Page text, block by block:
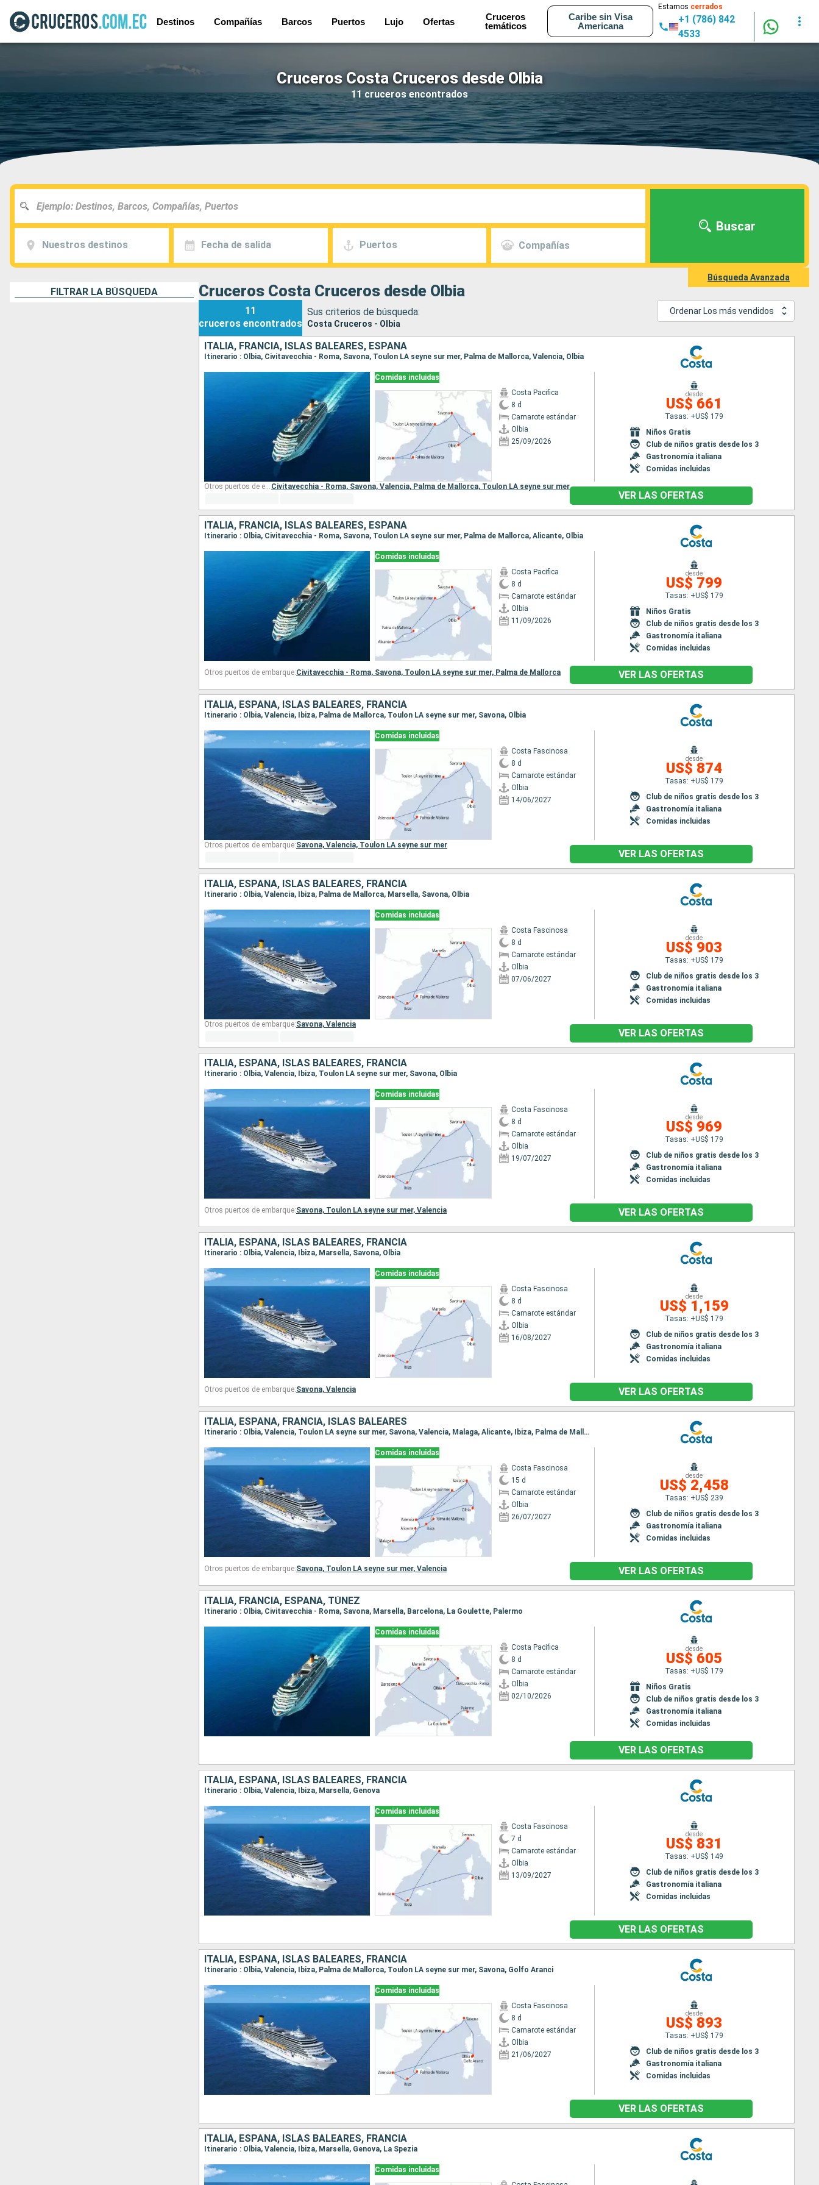
Destinos Compañías Barcos Puertos Lujo Ofertas
Cruceros
temáticos
Caribe sin Visa
Americana
Estamos cerrados
+1 (786) 842
4533
Cruceros Costa Cruceros desde Olbia
11 cruceros encontrados
Nuestros destinos Fecha de salida Puertos Compañías
Buscar
Búsqueda Avanzada
FILTRAR LA BÚSQUEDA Cruceros Costa Cruceros desde Olbia
11
cruceros encontrados
Sus criterios de búsqueda:
Costa Cruceros - Olbia
Ordenar Los más vendidos
ITALIA, FRANCIA, ISLAS BALEARES, ESPAÑA
Itinerario : Olbia, Civitavecchia - Roma, Savona, Toulon LA seyne sur mer, Palma de Mallorca, Valencia, Olbia
Comidas incluidas
Costa Pacifica
8 d
Camarote estándar
Olbia
25/09/2026
desde
US$ 661
Tasas: +US$ 179
Niños Gratis
Club de niños gratis desde los 3
Gastronomía italiana
Comidas incluidas
Otros puertos de embarque: Civitavecchia - Roma, Savona, Valencia, Palma de Mallorca, Toulon LA seyne sur mer
VER LAS OFERTAS
ITALIA, FRANCIA, ISLAS BALEARES, ESPAÑA
Itinerario : Olbia, Civitavecchia - Roma, Savona, Toulon LA seyne sur mer, Palma de Mallorca, Alicante, Olbia
Comidas incluidas
Costa Pacifica
8 d
Camarote estándar
Olbia
11/09/2026
desde
US$ 799
Tasas: +US$ 179
Niños Gratis
Club de niños gratis desde los 3
Gastronomía italiana
Comidas incluidas
Otros puertos de embarque:Civitavecchia - Roma, Savona, Toulon LA seyne sur mer, Palma de Mallorca VER LAS OFERTAS
ITALIA, ESPAÑA, ISLAS BALEARES, FRANCIA
Itinerario : Olbia, Valencia, Ibiza, Palma de Mallorca, Toulon LA seyne sur mer, Savona, Olbia
Comidas incluidas
Costa Fascinosa
8 d
Camarote estándar
Olbia
14/06/2027
desde
US$ 874
Tasas: +US$ 179
Club de niños gratis desde los 3
Gastronomía italiana
Comidas incluidas
Otros puertos de embarque:Savona, Valencia, Toulon LA seyne sur mer
VER LAS OFERTAS
ITALIA, ESPAÑA, ISLAS BALEARES, FRANCIA
Itinerario : Olbia, Valencia, Ibiza, Palma de Mallorca, Marsella, Savona, Olbia
Comidas incluidas
Costa Fascinosa
8 d
Camarote estándar
Olbia
07/06/2027
desde
US$ 903
Tasas: +US$ 179
Club de niños gratis desde los 3
Gastronomía italiana
Comidas incluidas
Otros puertos de embarque:Savona, Valencia
VER LAS OFERTAS
ITALIA, ESPAÑA, ISLAS BALEARES, FRANCIA
Itinerario : Olbia, Valencia, Ibiza, Toulon LA seyne sur mer, Savona, Olbia
Comidas incluidas
Costa Fascinosa
8 d
Camarote estándar
Olbia
19/07/2027
desde
US$ 969
Tasas: +US$ 179
Club de niños gratis desde los 3
Gastronomía italiana
Comidas incluidas
Otros puertos de embarque:Savona, Toulon LA seyne sur mer, Valencia VER LAS OFERTAS
ITALIA, ESPAÑA, ISLAS BALEARES, FRANCIA
Itinerario : Olbia, Valencia, Ibiza, Marsella, Savona, Olbia
Comidas incluidas
Costa Fascinosa
8 d
Camarote estándar
Olbia
16/08/2027
desde
US$ 1,159
Tasas: +US$ 179
Club de niños gratis desde los 3
Gastronomía italiana
Comidas incluidas
Otros puertos de embarque:Savona, Valencia VER LAS OFERTAS
ITALIA, ESPAÑA, FRANCIA, ISLAS BALEARES
Itinerario : Olbia, Valencia, Toulon LA seyne sur mer, Savona, Valencia, Malaga, Alicante, Ibiza, Palma de Mallorca, Toulon LA seyne sur mer, Savona, Olbia
Comidas incluidas
Costa Fascinosa
15 d
Camarote estándar
Olbia
26/07/2027
desde
US$ 2,458
Tasas: +US$ 239
Club de niños gratis desde los 3
Gastronomía italiana
Comidas incluidas
Otros puertos de embarque:Savona, Toulon LA seyne sur mer, Valencia VER LAS OFERTAS
ITALIA, FRANCIA, ESPAÑA, TÚNEZ
Itinerario : Olbia, Civitavecchia - Roma, Savona, Marsella, Barcelona, La Goulette, Palermo
Comidas incluidas
Costa Pacifica
8 d
Camarote estándar
Olbia
02/10/2026
desde
US$ 605
Tasas: +US$ 179
Niños Gratis
Club de niños gratis desde los 3
Gastronomía italiana
Comidas incluidas
VER LAS OFERTAS
ITALIA, ESPAÑA, ISLAS BALEARES, FRANCIA
Itinerario : Olbia, Valencia, Ibiza, Marsella, Genova
Comidas incluidas
Costa Fascinosa
7 d
Camarote estándar
Olbia
13/09/2027
desde
US$ 831
Tasas: +US$ 149
Club de niños gratis desde los 3
Gastronomía italiana
Comidas incluidas
VER LAS OFERTAS
ITALIA, ESPAÑA, ISLAS BALEARES, FRANCIA
Itinerario : Olbia, Valencia, Ibiza, Palma de Mallorca, Toulon LA seyne sur mer, Savona, Golfo Aranci
Comidas incluidas
Costa Fascinosa
8 d
Camarote estándar
Olbia
21/06/2027
desde
US$ 893
Tasas: +US$ 179
Club de niños gratis desde los 3
Gastronomía italiana
Comidas incluidas
VER LAS OFERTAS
ITALIA, ESPAÑA, ISLAS BALEARES, FRANCIA
Itinerario : Olbia, Valencia, Ibiza, Marsella, Genova, La Spezia
Comidas incluidas